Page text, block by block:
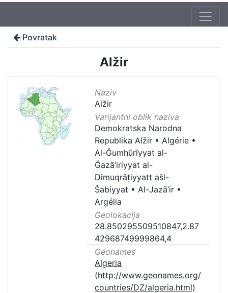
Povratak
Alžir
Naziv
Alžir
Varijantni oblik naziva
Demokratska Narodna
Republika Alžir •Algérie •
Al-Ğumhūrīyyat al-
Ğazā’iriyyat al-
Dimuqrāṭiyyatt ašl-
Šabiyyat •Al-Jazā’ir •
Argélia
Geolokacija
28.850295509510847,2.87
42968749999864,4
Geonames
Algeria
(http://www.geonames.org/
countries/DZ/algeria.html)